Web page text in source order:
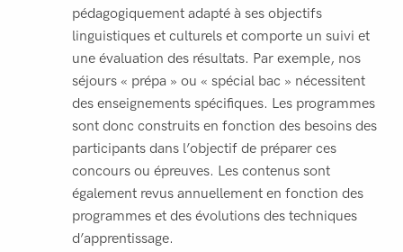
pédagogiquement adapté à ses objectifs
linguistiques et culturels et comporte un suivi et
une évaluation des résultats. Par exemple, nos
séjours « prépa » ou « spécial bac » nécessitent
des enseignements spécifiques. Les programmes
sont donc construits en fonction des besoins des
participants dans l’objectif de préparer ces
concours ou épreuves. Les contenus sont
également revus annuellement en fonction des
programmes et des évolutions des techniques
d’apprentissage.